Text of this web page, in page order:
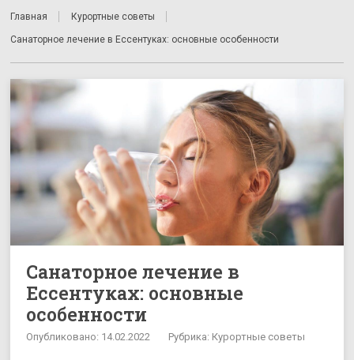
Главная Курортные советы
Санаторное лечение в Ессентуках: основные особенности
Санаторное лечение в
Ессентуках: основные
особенности
Опубликовано: 14.02.2022 Рубрика: Курортные советы